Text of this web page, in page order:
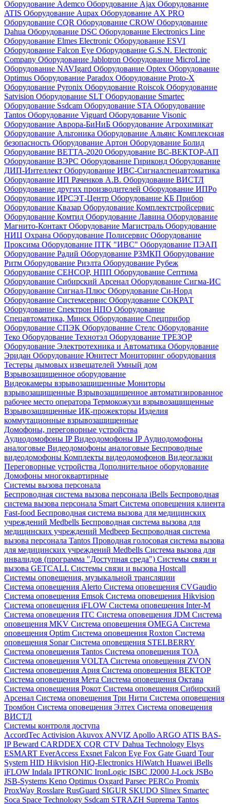
Оборудование Ademco Оборудование Ajax Оборудование
ATIS Оборудование Aupax Оборудование AX PRO
Оборудование CQR Оборудование CROW Оборудование
Dahua Оборудование DSC Оборудование Electronics Line
Оборудование Elmes Electronic Оборудование ESVI
Оборудование Falcon Eye Оборудование G.S.N. Electronic
Company Оборудование Jablotron Оборудование MicroLine
Оборудование NAVIgard Оборудование Optex Оборудование
Optimus Оборудование Paradox Оборудование Proto-X
Оборудование Pyronix Оборудование Roiscok Оборудование
Satvision Оборудование SLT Оборудование Smartec
Оборудование Ssdcam Оборудование STA Оборудование
Tantos Оборудование Viguard Оборудование Visonic
Оборудование Аврора-БиНиБ Оборудование Агрохимикат
Оборудование Альтоника Оборудование Альянс Комплексная
безопасность Оборудование Артон Оборудование Болид
Оборудование ВЕТТА-2020 Оборудование ВС-ВЕКТОР-АП
Оборудование ВЭРС Оборудование Гириконд Оборудование
ДИП-Интеллект Оборудование ИВС-Сигналспецавтоматика
Оборудование ИП Раченков А.В. Оборудование ВИСТЛ
Оборудование других производителей Оборудование ИПРо
Оборудование ИРСЭТ-Центр Оборудование КБ Прибор
Оборудование Квазар Оборудование Комплектстройсервис
Оборудование Комтид Оборудование Лавина Оборудование
Магнито-Контакт Оборудование Магистраль Оборудование
НИЦ Охрана Оборудование Полисервис Оборудование
Проксима Оборудование ПТК "ИВС" Оборудование ПЭАП
Оборудование Радий Оборудование РЗМКП Оборудование
Ритм Оборудование Риэлта Оборудование Рубеж
Оборудование СЕНСОР, НПП Оборудование Септима
Оборудование Сибирский Арсенал Оборудование Сигма-ИС
Оборудование Сигнал-Плюс Оборудование Си-Норд
Оборудование Системсервис Оборудование СОКРАТ
Оборудование Спектрон НПО Оборудование
Спецавтоматика, Минск Оборудование Спецприбор
Оборудование СПЭК Оборудование Стелс Оборудование
Теко Оборудование Технотэл Оборудование ТРЕЗОР
Оборудование Электротехника и Автоматика Оборудование
Эридан Оборудование Юнитест Мониторинг оборудования
Тестеры дымовых извещателей Умный дом
Взрывозащищенное оборудование
Видеокамеры взрывозащищенные Мониторы
взрывозащищенные Взрывозащищенное автоматизированное
рабочее место оператора Термокожухи взрывозащищенные
Взрывозащищенные ИК-прожекторы Изделия
коммутационные взрывозащищенные
Домофоны, переговорные устройства
Аудиодомофоны IPВидеодомофоны IP Аудиодомофоны
аналоговые Видеодомофоны аналоговые Беспроводные
видеодомофоны Комплекты видеодомофонов Видеоглазки
Переговорные устройства Дополнительное оборудование
Домофоны многоквартирные
Системы вызова персонала
Беспроводная система вызова персонала iBells Беспроводная
система вызова персонала Smart Система оповещения клиента
Fast-food Беспроводная система вызова для медицинских
учреждений Medbells Беспроводная система вызова для
медицинских учреждений Medbeep Беспроводная система
вызова персонала Tantos Проводная голосовая система вызова
для медицинских учреждений Medbells Система вызова для
инвалидов (программа "Доступная среда") Системы связи и
вызова GETCALL Системы связи и вызова Hostcall
Системы оповещения, музыкальной трансляции
Система оповещения Alerto Система оповещения CVGaudio
Система оповещения Emsok Система оповещения Hikvision
Система оповещения iFLOW Система оповещения Inter-M
Система оповещения ITC Система оповещения JDM Система
оповещения MKV Система оповещения OMEGA Система
оповещения Optim Система оповещения Roxton Система
оповещения SonarСистема оповещения STELBERRY
Система оповещения Tantos Система оповещения TOA
Система оповещения VOLTA Система оповещения ZVON
Система оповещения Ария Система оповещения ВЕКТОР
Система оповещения Мета Система оповещения Октава
Система оповещения Рокот Система оповещения Сибирский
Арсенал Система оповещения Три Нити Система оповещения
Тромбон Система оповещения Элтех Система оповещения
ВИСТЛ
Системы контроля доступа
AccordTec Activision Akuvox ANVIZ Apollo ARGO ATIS BAS-
IPBeward CARDDEX CQR CTV Dahua Technology Elsys
ESMART EverAccess Exsnet Falcon Eye Fox Gate Guard Tour
System HID Hikvision HiQ-Electronics HiWatch Huawei iBells
iFLOW Indala IPTRONIC IronLogic ISBC J2000 J-Lock JSBo
JSB-Systems Keno Optimus Oxgard Parsec PERCo Promix
ProxWay Rosslare RusGuard SIGUR SKUDO Slinex Smartec
Soca Space Technology Ssdcam STRAZH Suprema Tantos